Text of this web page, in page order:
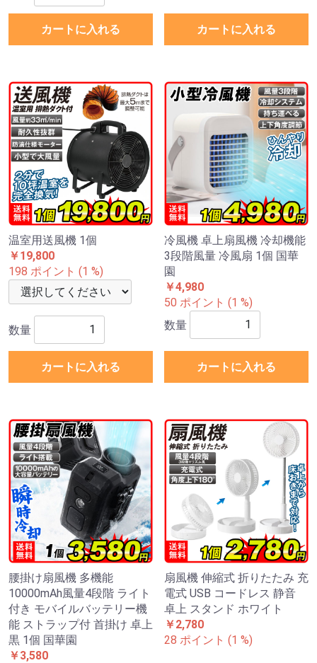
カートに入れる カートに入れる
温室用送風機 1個
￥19,800
198 ポイント (1 %)
数量
カートに入れる
冷風機 卓上扇風機 冷却機能
3段階風量 冷風扇 1個 国華
園
￥4,980
50 ポイント (1 %)
数量
カートに入れる
腰掛け扇風機 多機能
10000mAh風量4段階 ライト
付き モバイルバッテリー機
能 ストラップ付 首掛け 卓上
黒 1個 国華園
￥3,580
扇風機 伸縮式 折りたたみ 充
電式 USB コードレス 静音
卓上 スタンド ホワイト
￥2,780
28 ポイント (1 %)